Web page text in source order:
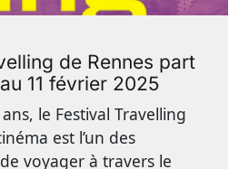
de Rennes part
11 février 2025
le Festival Travelling
est l’un des
voyager à travers le